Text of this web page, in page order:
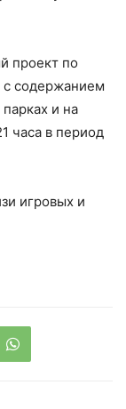
проект по
с содержанием
и на
часа в период
игровых и